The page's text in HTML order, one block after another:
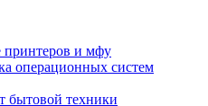
принтеров и мфу
операционных систем
бытовой техники